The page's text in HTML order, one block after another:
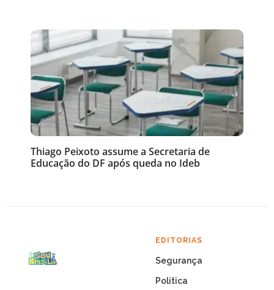
Thiago Peixoto assume a Secretaria de
Educação do DF após queda no Ideb
EDITORIAS
Segurança
Política